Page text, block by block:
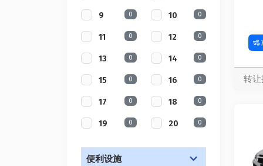
9 0 10 0
11 0 12 0
13 0 14 0
15 0 16 0
17 0 18 0
19 0 20 0
便利设施
转